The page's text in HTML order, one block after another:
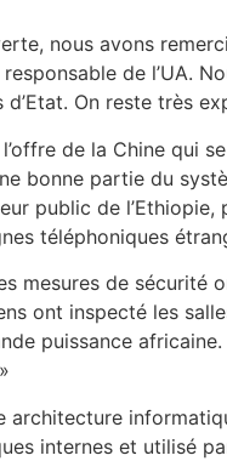
nous avons
de l’UA.
On reste très
de la Chine
bonne partie du
public de
téléphoniques
mesures de
ont inspecté les
puissance
architecture
internes et utilisé